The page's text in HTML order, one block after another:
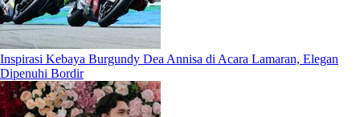
Inspirasi Kebaya Burgundy Dea Annisa di Acara Lamaran, Elegan
Dipenuhi Bordir